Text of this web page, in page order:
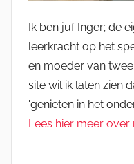
Ik ben juf Inger; de
leerkracht op het
en moeder van
site wil ik laten zien
'genieten in het
Lees hier meer over